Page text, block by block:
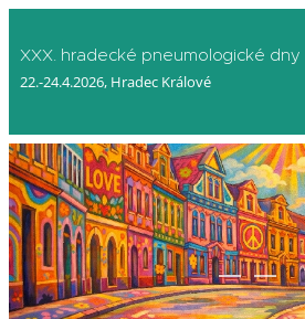
XXX. hradecké pneumologické dny
22.-24.4.2026, Hradec Králové